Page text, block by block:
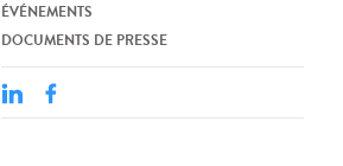
ÉVÉNEMENTS
DOCUMENTS DE PRESSE